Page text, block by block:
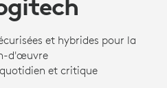
et hybrides pour la
d'œuvre
et critique